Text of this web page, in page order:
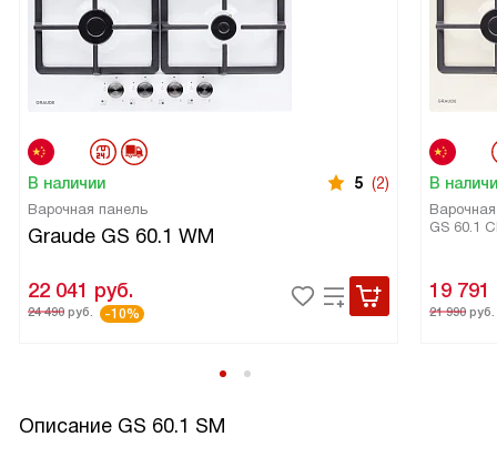
В наличии 5 (2)
Варочная панель
Graude GS 60.1 WM
22 041 руб.
24 490 руб. -10%
В
GS 60.1
19 791
21 990руб.
Описание GS 60.1 SM